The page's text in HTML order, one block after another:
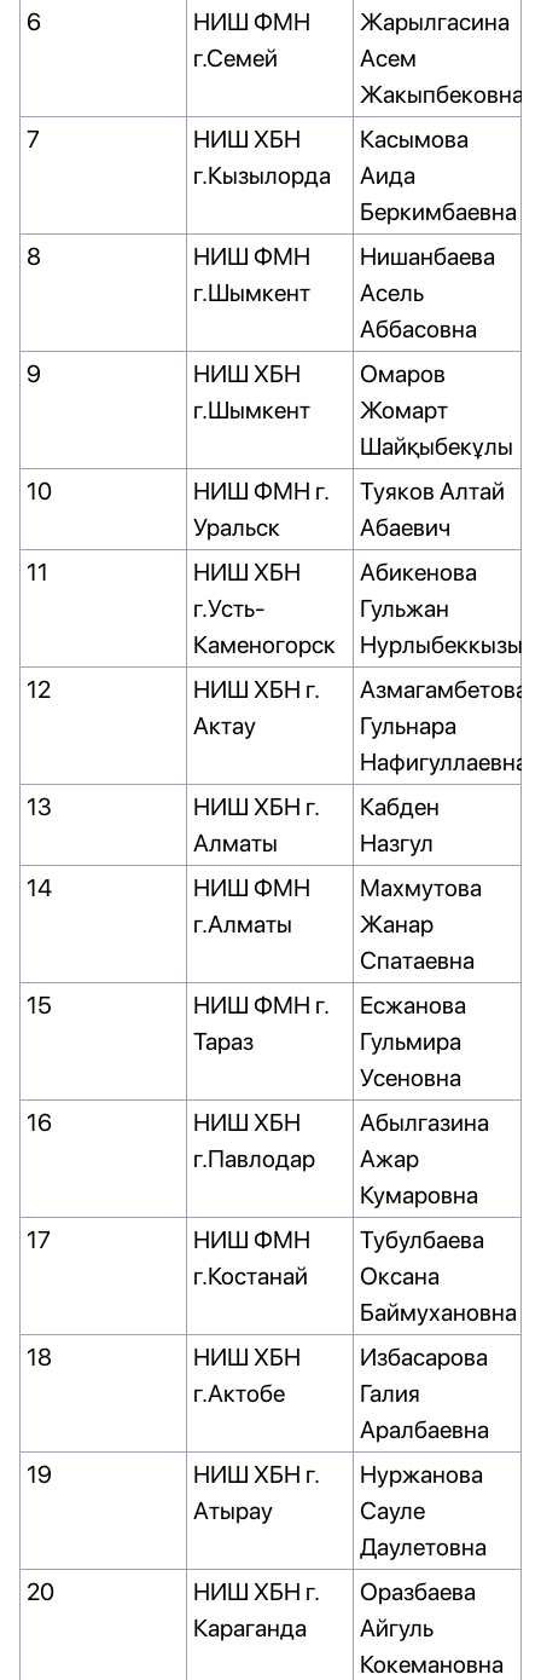
6
НИШ ФМН
г.Семей
Жарылгасина
Асем
Жакыпбековна
7
НИШ ХБН
г.Кызылорда
Касымова
Аида
Беркимбаевна
8
НИШ ФМН
г.Шымкент
Нишанбаева
Асель
Аббасовна
9
НИШ ХБН
г.Шымкент
Омаров
Жомарт
Шайқыбекұлы
10
НИШ ФМН г.
Уральск
Туяков Алтай
Абаевич
11
НИШ ХБН
г.Усть-
Каменогорск
Абикенова
Гульжан
Нурлыбеккызы
12
НИШ ХБН г.
Актау
Азмагамбетова
Гульнара
Нафигуллаевна
13
НИШ ХБН г.
Алматы
Кабден
Назгул
14
НИШ ФМН
г.Алматы
Махмутова
Жанар
Спатаевна
15
НИШ ФМН г.
Тараз
Есжанова
Гульмира
Усеновна
16
НИШ ХБН
г.Павлодар
Абылгазина
Ажар
Кумаровна
17
НИШ ФМН
г.Костанай
Тубулбаева
Оксана
Баймухановна
18
НИШ ХБН
г.Актобе
Избасарова
Галия
Аралбаевна
19
НИШ ХБН г.
Атырау
Нуржанова
Сауле
Даулетовна
20
НИШ ХБН г.
Караганда
Оразбаева
Айгуль
Кокемановна